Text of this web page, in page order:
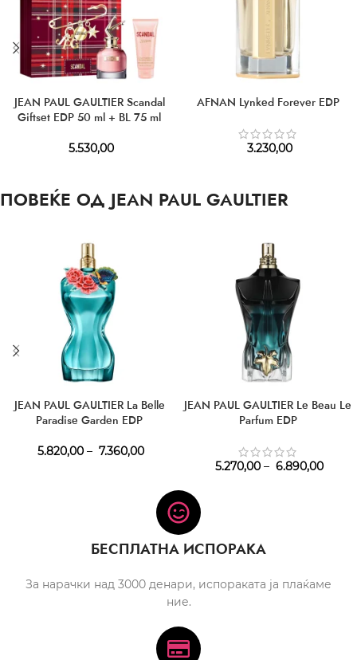
JEAN PAUL GAULTIER Scandal
Giftset EDP 50 ml + BL 75 ml
5.530,00
AFNAN Lynked Forever EDP
3.230,00
ПОВЕЌЕ ОД JEAN PAUL GAULTIER
JEAN PAUL GAULTIER La Belle
Paradise Garden EDP
5.820,00 – 7.360,00
JEAN PAUL GAULTIER Le Beau Le
Parfum EDP
5.270,00 – 6.890,00
БЕСПЛАТНА ИСПОРАКА
За нарачки над 3000 денари, испораката ја плаќаме
ние.